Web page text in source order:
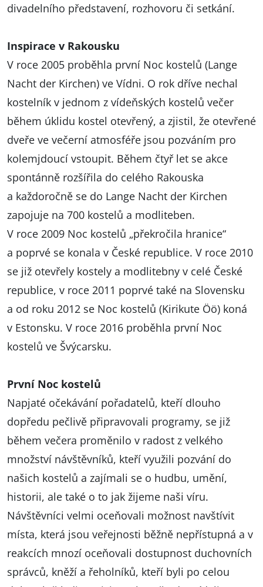
divadelního představení, rozhovoru či setkání.
Inspirace v Rakousku
V roce 2005 proběhla první Noc kostelů (Lange
Nacht der Kirchen) ve Vídni. O rok dříve nechal
kostelník v jednom z vídeňských kostelů večer
během úklidu kostel otevřený, a zjistil, že otevřené
dveře ve večerní atmosféře jsou pozváním pro
kolemjdoucí vstoupit. Během čtyř let se akce
spontánně rozšířila do celého Rakouska
a každoročně se do Lange Nacht der Kirchen
zapojuje na 700 kostelů a modliteben.
V roce 2009 Noc kostelů „překročila hranice“
a poprvé se konala v České republice. V roce 2010
se již otevřely kostely a modlitebny v celé České
republice, v roce 2011 poprvé také na Slovensku
a od roku 2012 se Noc kostelů (Kirikute Öö) koná
v Estonsku. V roce 2016 proběhla první Noc
kostelů ve Švýcarsku.
První Noc kostelů
Napjaté očekávání pořadatelů, kteří dlouho
dopředu pečlivě připravovali programy, se již
během večera proměnilo v radost z velkého
množství návštěvníků, kteří využili pozvání do
našich kostelů a zajímali se o hudbu, umění,
historii, ale také o to jak žijeme naši víru.
Návštěvníci velmi oceňovali možnost navštívit
místa, která jsou veřejnosti běžně nepřístupná a v
reakcích mnozí oceňovali dostupnost duchovních
správců, kněží a řeholníků, kteří byli po celou